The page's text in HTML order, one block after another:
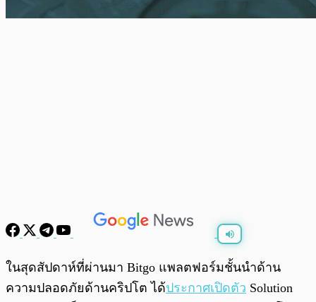
พร้อมเล่น 0:00 /
ในสุดสัปดาห์ที่ผ่านมา Bitgo แพลตฟอร์มชั้นนำด้าน
ความปลอดภัยด้านคริปโต ได้ประกาศเปิดตัว Solution